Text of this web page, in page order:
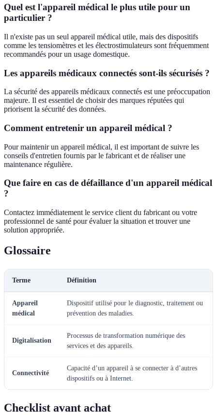
Quel est l'appareil médical le plus utile pour un
particulier ?
Il n'existe pas un seul appareil médical utile, mais des dispositifs
comme les tensiomètres et les électrostimulateurs sont fréquemment
recommandés pour un usage domestique.
Les appareils médicaux connectés sont-ils sécurisés ?
La sécurité des appareils médicaux connectés est une préoccupation
majeure. Il est essentiel de choisir des marques réputées qui
priorisent la sécurité des données.
Comment entretenir un appareil médical ?
Pour maintenir un appareil médical, il est important de suivre les
conseils d'entretien fournis par le fabricant et de réaliser une
maintenance régulière.
Que faire en cas de défaillance d'un appareil médical
?
Contactez immédiatement le service client du fabricant ou votre
professionnel de santé pour évaluer la situation et trouver une
solution appropriée.
Glossaire
Terme Définition
Appareil
médical
Dispositif utilisé pour le diagnostic, traitement ou
prévention des maladies.
Digitalisation
Processus de transformation numérique des
services et des appareils.
Connectivité
Capacité d’un appareil à se connecter à d’autres
dispositifs ou à Internet.
Checklist avant achat